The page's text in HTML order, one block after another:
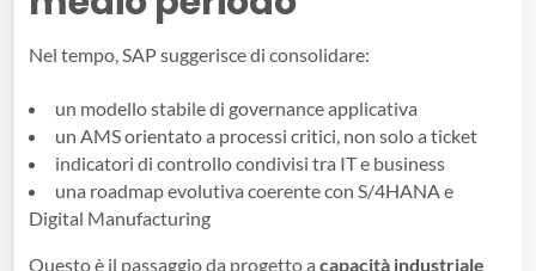
Nel tempo, SAP suggerisce di consolidare:
un modello stabile di governance applicativa
un AMS orientato a processi critici, non solo a ticket
indicatori di controllo condivisi tra IT e business
una roadmap evolutiva coerente con S/4HANA e
Digital Manufacturing
Questo è il passaggio da progetto a capacità industriale